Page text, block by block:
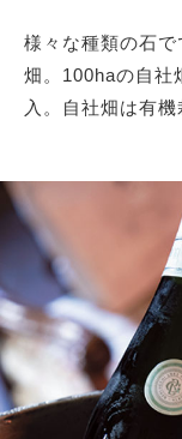
様々な種類の石
畑。100haの自社
入。自社畑は有機